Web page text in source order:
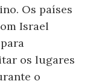
Os países
Israel
os lugares
o